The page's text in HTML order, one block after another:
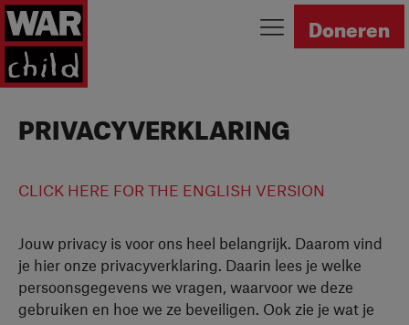
Ga naar homepage Doneren
PRIVACYVERKLARING
CLICK HERE FOR THE ENGLISH VERSION
Jouw privacy is voor ons heel belangrijk. Daarom vind
je hier onze privacyverklaring. Daarin lees je welke
persoonsgegevens we vragen, waarvoor we deze
gebruiken en hoe we ze beveiligen. Ook zie je wat je